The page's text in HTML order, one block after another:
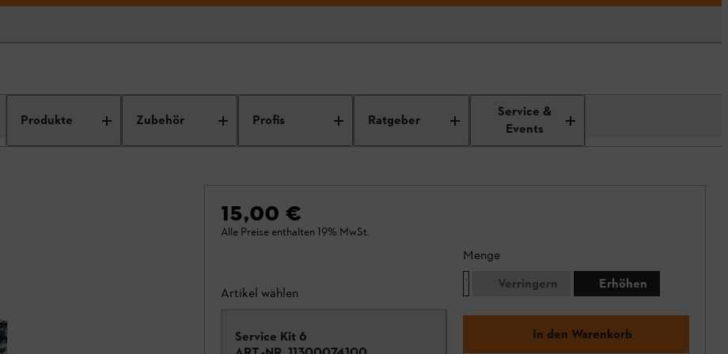
Produkte Zubehör Profis Ratgeber
Service &
Events
15,00 €
Alle Preise enthalten 19% MwSt.
Artikel wählen
Service Kit 6
Menge
Verringern
Erhöhen
In den Warenkorb